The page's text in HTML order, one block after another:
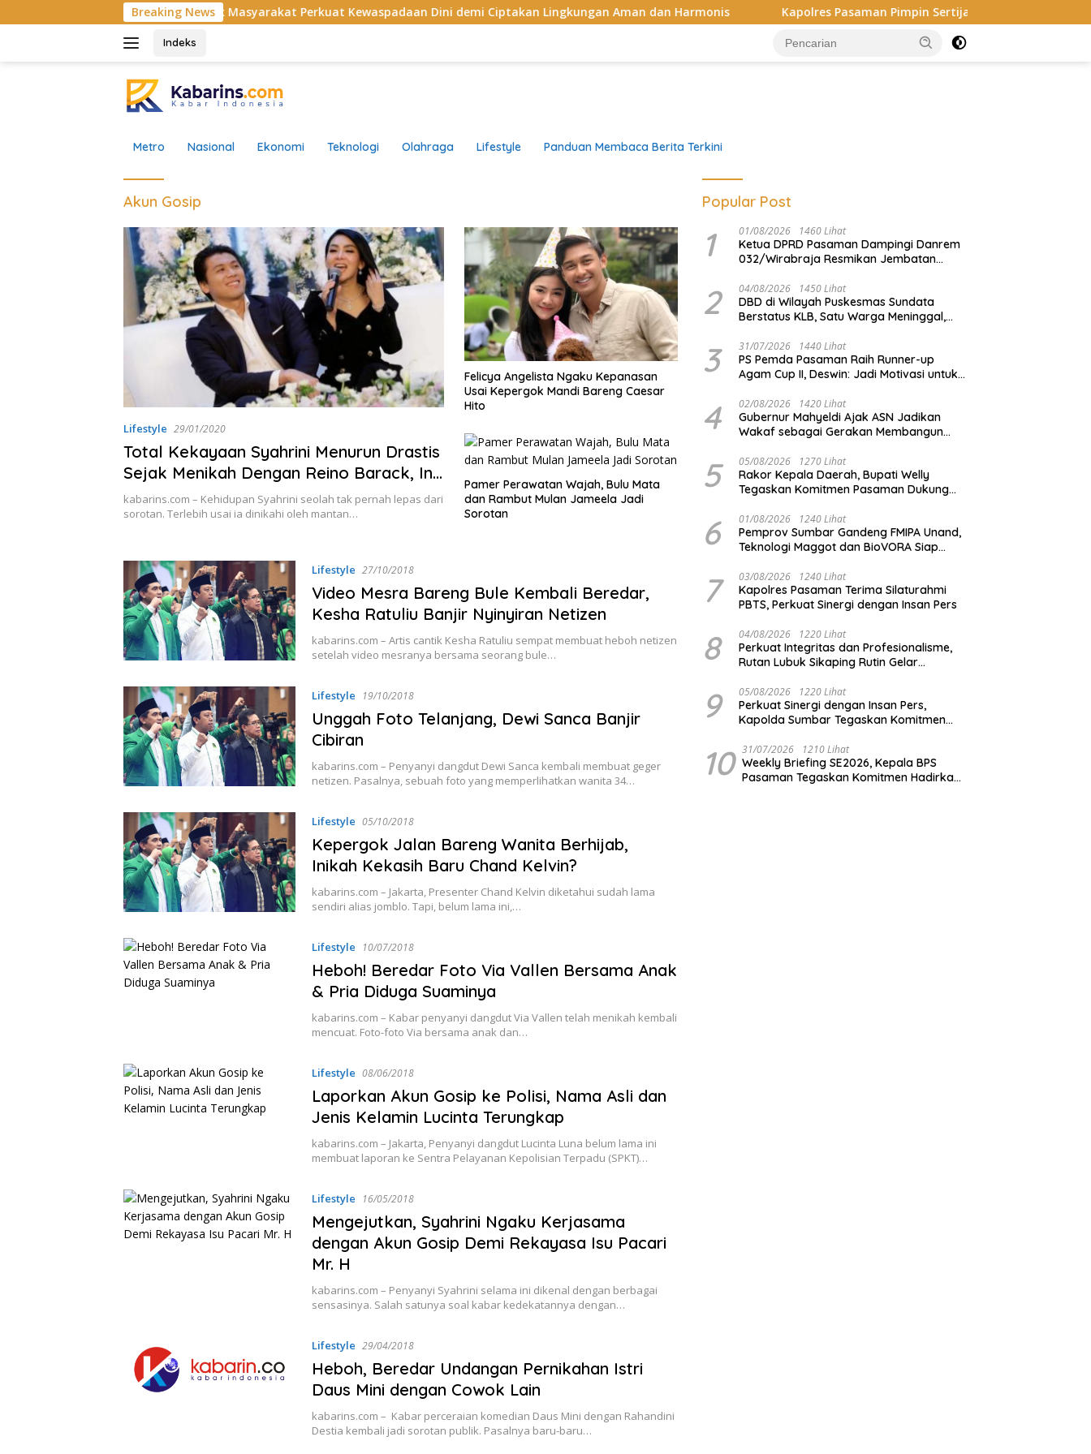
ke
Breaking News
DPRD Sumbar Muhidi Ajak Masyarakat Perkuat Kewaspadaan Dini demi Ciptakan Lingkungan Aman dan Harmonis Kapolres Pasaman Pimpin Sertijab Sejumlah Pejabat Utama,
Indeks
Metro Nasional Ekonomi Teknologi Olahraga Lifestyle Panduan Membaca Berita Terkini
Akun Gosip
Lifestyle 29/01/2020
Total Kekayaan Syahrini Menurun Drastis
Sejak Menikah Dengan Reino Barack, Ini
Buktinya
kabarins.com – Kehidupan Syahrini seolah tak pernah lepas dari
sorotan. Terlebih usai ia dinikahi oleh mantan…
Felicya Angelista Ngaku Kepanasan
Usai Kepergok Mandi Bareng Caesar
Hito
Pamer Perawatan Wajah, Bulu Mata
dan Rambut Mulan Jameela Jadi
Sorotan
Lifestyle 27/10/2018
Video Mesra Bareng Bule Kembali Beredar,
Kesha Ratuliu Banjir Nyinyiran Netizen
kabarins.com – Artis cantik Kesha Ratuliu sempat membuat heboh netizen
setelah video mesranya bersama seorang bule…
Lifestyle 19/10/2018
Unggah Foto Telanjang, Dewi Sanca Banjir
Cibiran
kabarins.com – Penyanyi dangdut Dewi Sanca kembali membuat geger
netizen. Pasalnya, sebuah foto yang memperlihatkan wanita 34…
Lifestyle 05/10/2018
Kepergok Jalan Bareng Wanita Berhijab,
Inikah Kekasih Baru Chand Kelvin?
kabarins.com – Jakarta, Presenter Chand Kelvin diketahui sudah lama
sendiri alias jomblo. Tapi, belum lama ini,…
Lifestyle 10/07/2018
Heboh! Beredar Foto Via Vallen Bersama Anak
& Pria Diduga Suaminya
kabarins.com – Kabar penyanyi dangdut Via Vallen telah menikah kembali
mencuat. Foto-foto Via bersama anak dan…
Lifestyle 08/06/2018
Laporkan Akun Gosip ke Polisi, Nama Asli dan
Jenis Kelamin Lucinta Terungkap
kabarins.com – Jakarta, Penyanyi dangdut Lucinta Luna belum lama ini
membuat laporan ke Sentra Pelayanan Kepolisian Terpadu (SPKT)…
Lifestyle 16/05/2018
Mengejutkan, Syahrini Ngaku Kerjasama
dengan Akun Gosip Demi Rekayasa Isu Pacari
Mr. H
kabarins.com – Penyanyi Syahrini selama ini dikenal dengan berbagai
sensasinya. Salah satunya soal kabar kedekatannya dengan…
Lifestyle 29/04/2018
Heboh, Beredar Undangan Pernikahan Istri
Daus Mini dengan Cowok Lain
kabarins.com – Kabar perceraian komedian Daus Mini dengan Rahandini
Destia kembali jadi sorotan publik. Pasalnya baru-baru…
Popular Post
1 01/08/2026 1460 Lihat
Ketua DPRD Pasaman Dampingi Danrem
032/Wirabraja Resmikan Jembatan
Tuanku Imam Bonjol
2 04/08/2026 1450 Lihat
DBD di Wilayah Puskesmas Sundata
Berstatus KLB, Satu Warga Meninggal,
3 31/07/2026 1440 Lihat
PS Pemda Pasaman Raih Runner-up
Agam Cup II, Deswin: Jadi Motivasi untuk
4 02/08/2026 1420 Lihat
Gubernur Mahyeldi Ajak ASN Jadikan
Wakaf sebagai Gerakan Membangun
5 05/08/2026 1270 Lihat
Rakor Kepala Daerah, Bupati Welly
Tegaskan Komitmen Pasaman Dukung
6 01/08/2026 1240 Lihat
Pemprov Sumbar Gandeng FMIPA Unand,
Teknologi Maggot dan BioVORA Siap
7 03/08/2026 1240 Lihat
Kapolres Pasaman Terima Silaturahmi
PBTS, Perkuat Sinergi dengan Insan Pers
8 04/08/2026 1220 Lihat
Perkuat Integritas dan Profesionalisme,
Rutan Lubuk Sikaping Rutin Gelar
Kualitas Pelayanan
9 05/08/2026 1220 Lihat
Perkuat Sinergi dengan Insan Pers,
Kapolda Sumbar Tegaskan Komitmen
institusi Polri
10 31/07/2026 1210 Lihat
Weekly Briefing SE2026, Kepala BPS
Pasaman Tegaskan Komitmen Hadirkan